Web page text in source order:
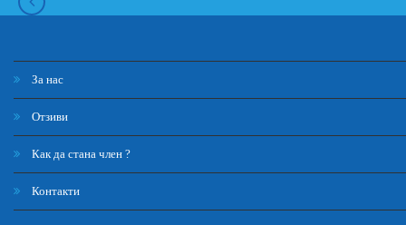
За нас
Отзиви
Как да стана член ?
Контакти